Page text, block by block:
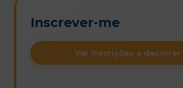
Inscrever-me
Ver Inscrições a decorrer